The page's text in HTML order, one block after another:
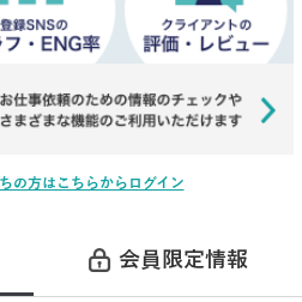
の方はこちらからログイン
会員限定情報